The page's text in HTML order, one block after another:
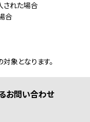
された場合
合
象となります。
お問い合わせ